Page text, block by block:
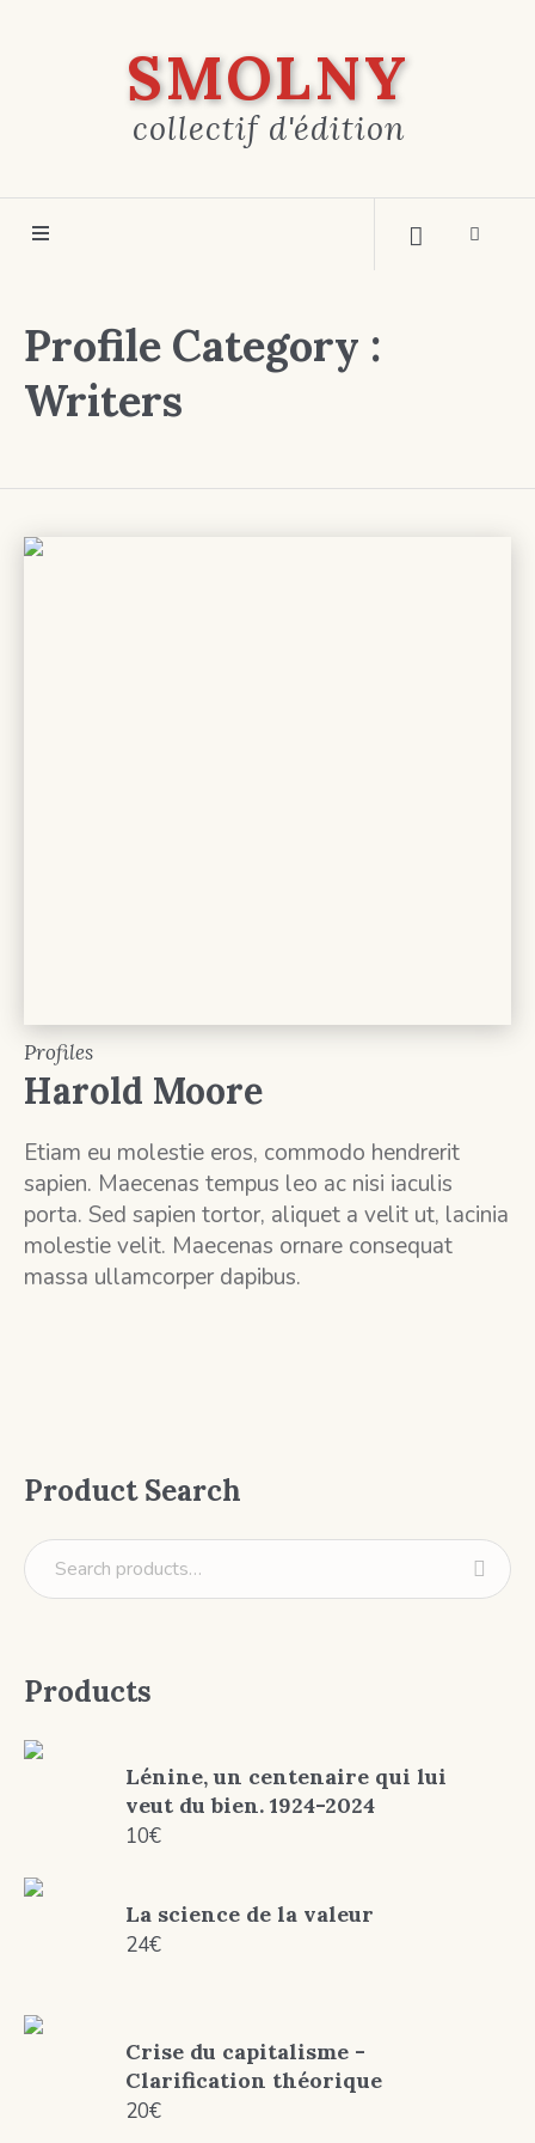
SMOLNY
collectif d'édition
Profile Category :
Writers
Profiles
Harold Moore
Etiam eu molestie eros, commodo hendrerit
sapien. Maecenas tempus leo ac nisi iaculis
porta. Sed sapien tortor, aliquet a velit ut, lacinia
molestie velit. Maecenas ornare consequat
massa ullamcorper dapibus.
Product Search
Products
Lénine, un centenaire qui lui
veut du bien. 1924-2024
10€
La science de la valeur
24€
Crise du capitalisme -
Clarification théorique
20€